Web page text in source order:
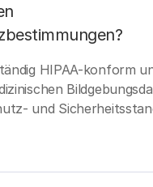
HIPAA-konform
und